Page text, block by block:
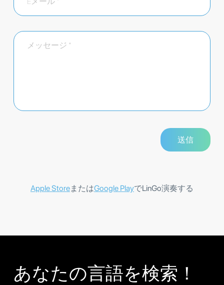
Apple StoreまたはGoogle PlayでLinGo演奏する
あなたの言語を検索！